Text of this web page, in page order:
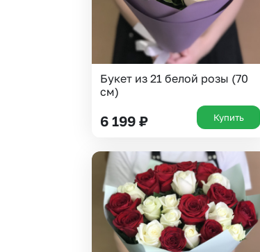
Букет из 21 белой розы (70
см)
6 199 ₽ Купить